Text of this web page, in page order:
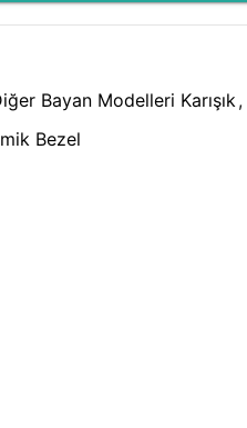
Bayan Modelleri Karışık ,
Bezel